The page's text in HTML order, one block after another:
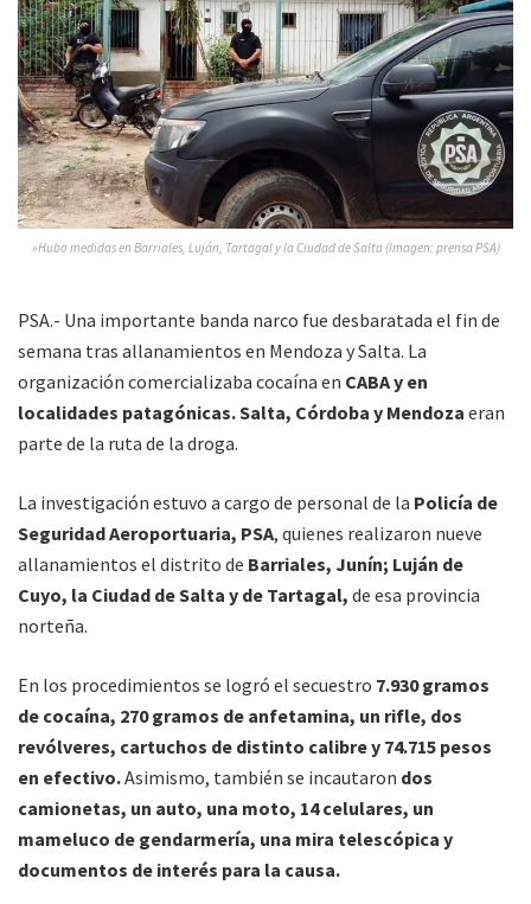
»Hubo medidas en Barriales, Luján, Tartagal y la Ciudad de Salta (Imagen: prensa PSA)
PSA.- Una importante banda narco fue desbaratada el fin de
semana tras allanamientos en Mendoza y Salta. La
organización comercializaba cocaína en CABA y en
localidades patagónicas. Salta, Córdoba y Mendoza eran
parte de la ruta de la droga.
La investigación estuvo a cargo de personal de la Policía de
Seguridad Aeroportuaria, PSA, quienes realizaron nueve
allanamientos el distrito de Barriales, Junín; Luján de
Cuyo, la Ciudad de Salta y de Tartagal, de esa provincia
norteña.
En los procedimientos se logró el secuestro 7.930 gramos
de cocaína, 270 gramos de anfetamina, un rifle, dos
revólveres, cartuchos de distinto calibre y 74.715 pesos
en efectivo.Asimismo, también se incautaron dos
camionetas, un auto, una moto, 14 celulares, un
mameluco de gendarmería, una mira telescópica y
documentos de interés para la causa.